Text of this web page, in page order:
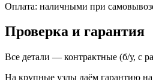
Оплата: наличными при
Проверка и гарантия
Все детали — контрактные (б/у, с
На крупные узлы даём гарантию на